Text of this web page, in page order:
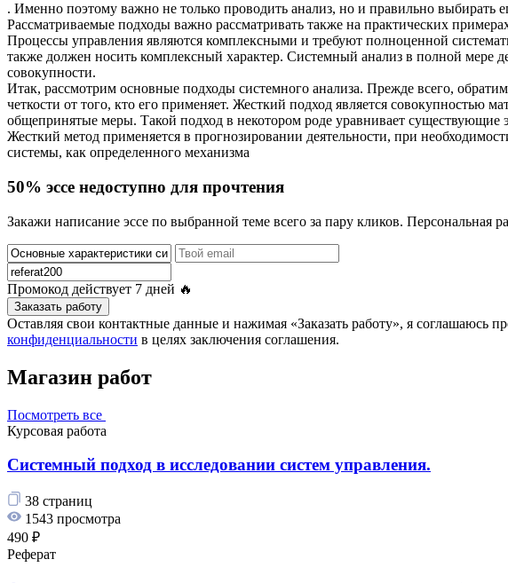
. Именно поэтому важно не только проводить анализ, но и правильно выбирать
Рассматриваемые подходы важно рассматривать также на практических
Процессы управления являются комплексными и требуют полноценной
также должен носить комплексный характер. Системный анализ в полной мере
совокупности.
Итак, рассмотрим основные подходы системного анализа. Прежде всего,
четкости от того, кто его применяет. Жесткий подход является
общепринятые меры. Такой подход в некотором роде уравнивает
Жесткий метод применяется в прогнозировании деятельности, при
системы, как определенного механизма
50% эссе недоступно для прочтения
Закажи написание эссе по выбранной теме всего за пару кликов. Персональная
Промокод действует 7 дней 🔥
Заказать работу
Оставляя свои контактные данные и нажимая «Заказать работу», я
конфиденциальности в целях заключения соглашения.
Магазин работ
Посмотреть все
Курсовая работа
Системный подход в исследовании систем управления.
38 страниц
1543 просмотра
490 ₽
Реферат